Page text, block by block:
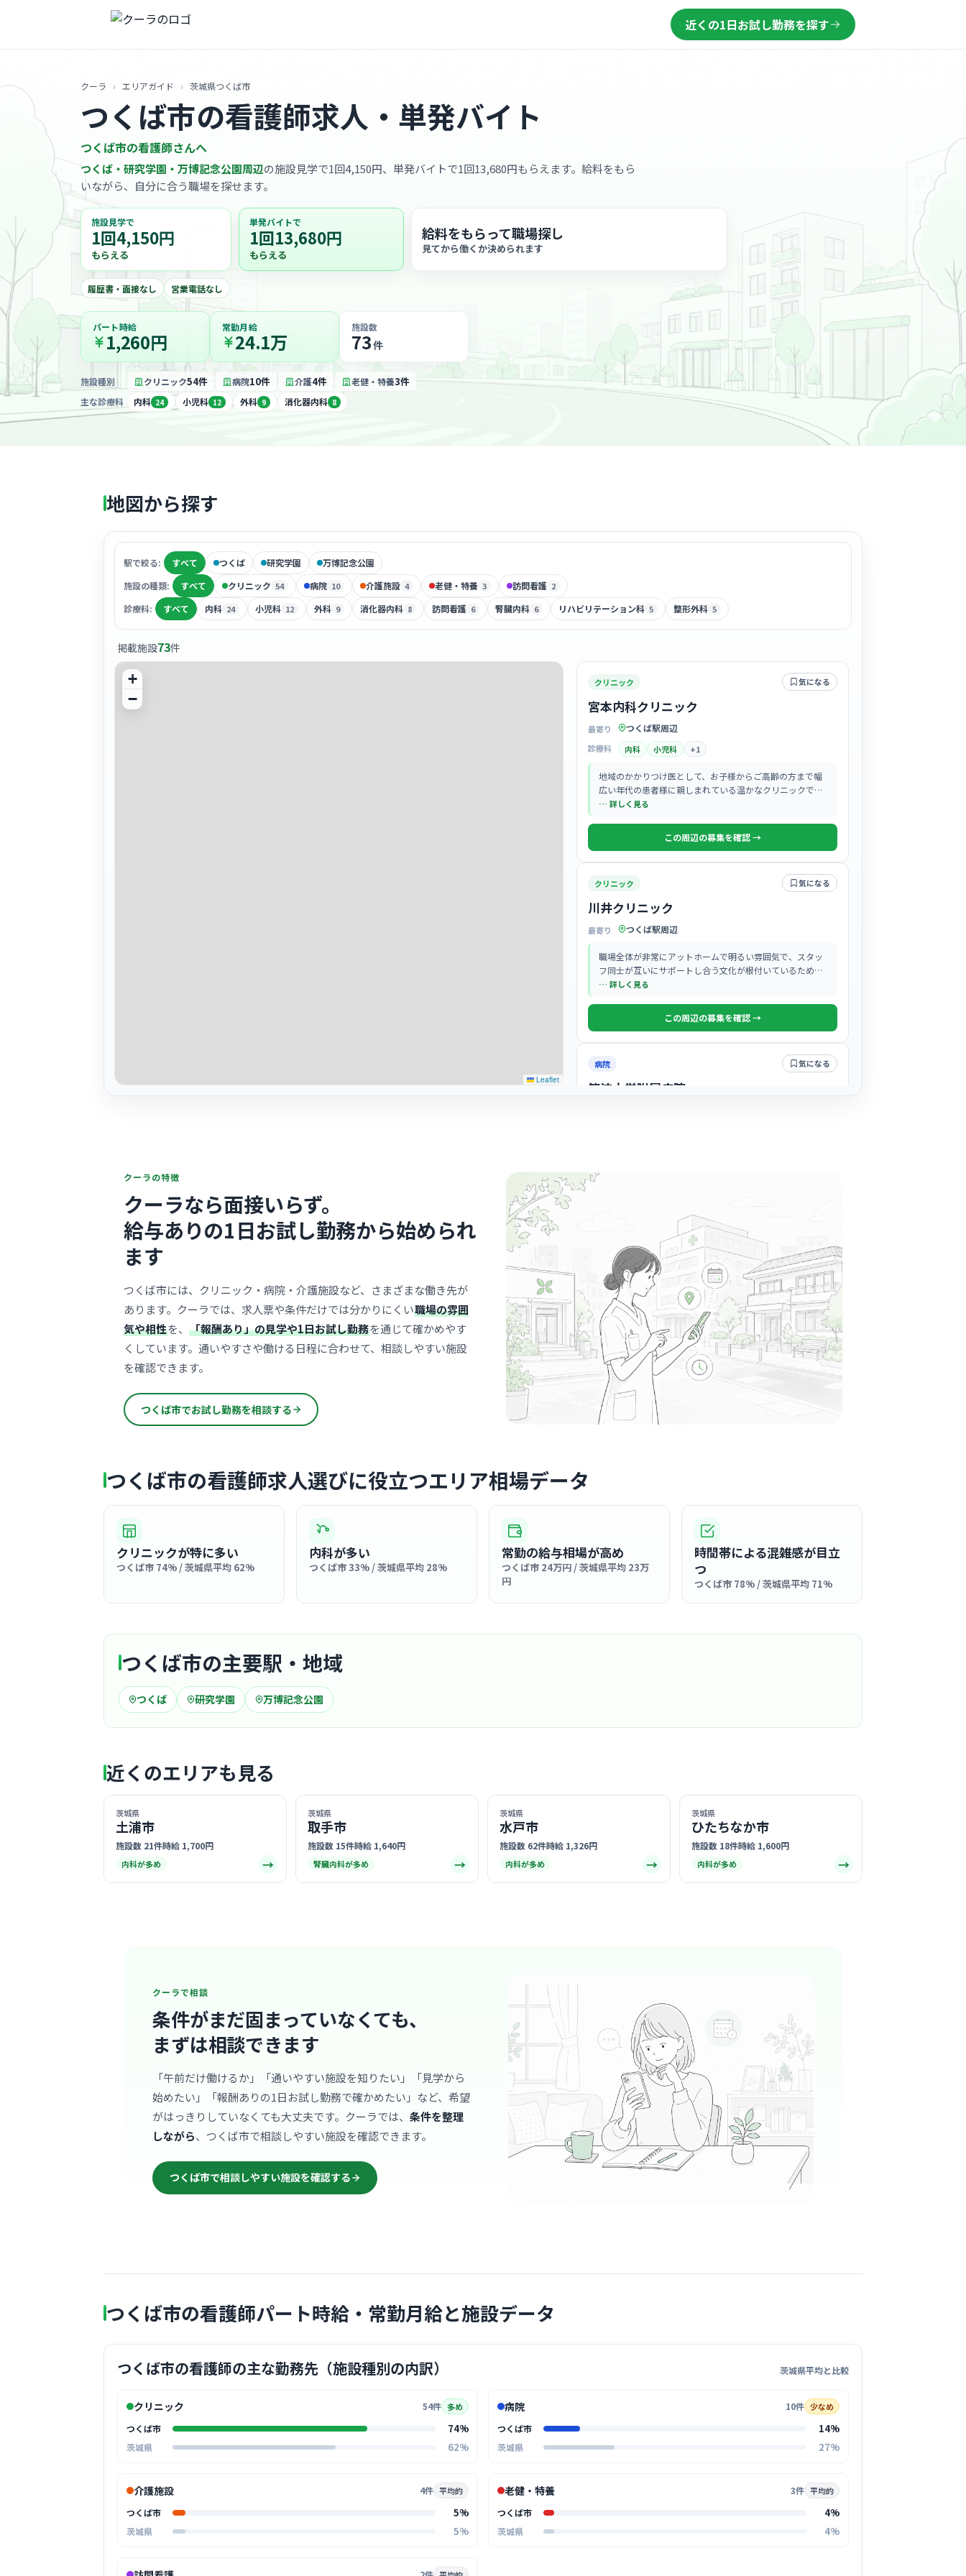
近くの1日お試し勤務を探す
クーラ › エリアガイド › 茨城県つくば市
つくば市の看護師求人・単発バイト
つくば市の看護師さんへ
つくば・研究学園・万博記念公園周辺の施設見学で1回4,150円、単発バイトで1回13,680円もらえます。給料をもら
いながら、自分に合う職場を探せます。
施設見学で
1回4,150円
もらえる
単発バイトで
1回13,680円
もらえる
給料をもらって職場探し
見てから働くか決められます
履歴書・面接なし 営業電話なし
パート時給
1,260円
常勤月給
24.1万
施設数
73件
施設種別 クリニック54件 病院10件 介護4件 老健・特養3件
主な診療科 内科 24 小児科 12 外科 9 消化器内科 8
地図から探す
駅で絞る: すべて つくば 研究学園
万博記念公園
施設の種類:
すべて クリニック 54 病院 10 介護施設 4 老健・特養 3 訪問看護 2
診療科: すべて 内科 24 小児科 12 外科 9 消化器内科 8 訪問看護 6 腎臓内科 6 リハビリテーション科 5 整形外科 5
掲載施設73件
+
−
Leaflet
クリニック 気になる
宮本内科クリニック
最寄り つくば駅周辺
診療科 内科 小児科 +1
地域のかかりつけ医として、お子様からご高齢の方まで幅
広い年代の患者様に親しまれている温かなクリニックで
す。
… 詳しく見る
この周辺の募集を確認 →
クリニック 気になる
川井クリニック
最寄り つくば駅周辺
職場全体が非常にアットホームで明るい雰囲気で、スタッ
フ同士が互いにサポートし合う文化が根付いているため、
新しい環境に不安を感じている方も馴染みやすい環境で
… 詳しく見る
この周辺の募集を確認 →
病院 気になる
筑波大学附属病院
クリニック
グレースクリニック
最寄り 研究学園駅周辺
診療科 内科
院内は非常に清潔感があり、ホテルのラウンジを思わせる
ような明るく洗練された内装が整っており、患者様だけで
なく働くスタッフにとっても居心地の良い空間が保たれて
います。
… 詳しく見る
最寄り つくば駅周辺
西洋医学と東洋医学が融合した国内でも稀少な施設で、知
的刺激に満ちた穏やかな雰囲気です。
… 詳しく見る
この周辺の募集を確認 →
この周辺の募集を確認 →
クリニック
すずらん整形&ラボ
病院 気になる
筑波メディカルセンター病院
公益財団法人筑波メディカルセンター
最寄り
つくば駅周辺
地域の基幹病院として非常に活気にあふれており、スタッ
フ同士が積極的に声を掛け合い、互いをサポートし合う温
かいチームワークの文化が現場にしっかりと根付いていま
す。
… 詳しく見る
医療法人社団新岳会
クリニック内は清潔感があり、明るく落ち着いた雰囲気で
クリニック 気になる
クーラの特徴
クーラなら面接いらず。
給与ありの1日お試し勤務から始められ
ます
つくば市には、クリニック・病院・介護施設など、さまざまな働き先が
あります。クーラでは、求人票や条件だけでは分かりにくい職場の雰囲
気や相性を、 「報酬あり」の見学や1日お試し勤務を通じて確かめやす
くしています。通いやすさや働ける日程に合わせて、相談しやすい施設
を確認できます。
つくば市でお試し勤務を相談する
つくば市の看護師求人選びに役立つエリア相場データ
クリニックが特に多い
つくば市 74% / 茨城県平均 62%
内科が多い
つくば市 33% / 茨城県平均 28%
常勤の給与相場が高め
つくば市 24万円 / 茨城県平均 23万
円
時間帯による混雑感が目立
つ
つくば市 78% / 茨城県平均 71%
つくば市の主要駅・地域
つくば 研究学園 万博記念公園
近くのエリアも見る
茨城県
土浦市
施設数 21件時給 1,700円
内科が多め →
茨城県
取手市
施設数 15件時給 1,640円
腎臓内科が多め →
茨城県
水戸市
施設数 62件時給 1,326円
内科が多め →
茨城県
ひたちなか市
施設数 18件時給 1,600円
内科が多め →
クーラで相談
条件がまだ固まっていなくても、
まずは相談できます
「午前だけ働けるか」「通いやすい施設を知りたい」「見学から
始めたい」「報酬ありの1日お試し勤務で確かめたい」など、希望
がはっきりしていなくても大丈夫です。クーラでは、 条件を整理
しながら、つくば市で相談しやすい施設を確認できます。
つくば市で相談しやすい施設を確認する
つくば市の看護師パート時給・常勤月給と施設データ
つくば市の看護師の主な勤務先（施設種別の内訳） 茨城県平均と比較
クリニック 54件 多め
つくば市 74%
茨城県 62%
病院 10件 少なめ
つくば市 14%
茨城県 27%
介護施設 4件 平均的
つくば市 5%
茨城県 5%
老健・特養 3件 平均的
つくば市 4%
茨城県 4%